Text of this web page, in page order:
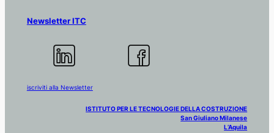
Newsletter ITC
iscriviti alla Newsletter
ISTITUTO PER LE TECNOLOGIE DELLA COSTRUZIONE
San Giuliano Milanese
L’Aquila